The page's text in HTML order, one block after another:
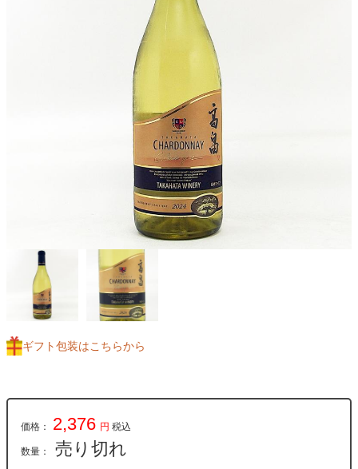
ギフト包装はこちらから
価格： 2,376 円 税込
数量： 売り切れ